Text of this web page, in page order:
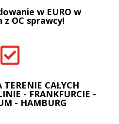
w EURO w
z OC sprawcy!

CAŁYCH
- FRANKFURCIE -
- HAMBURG